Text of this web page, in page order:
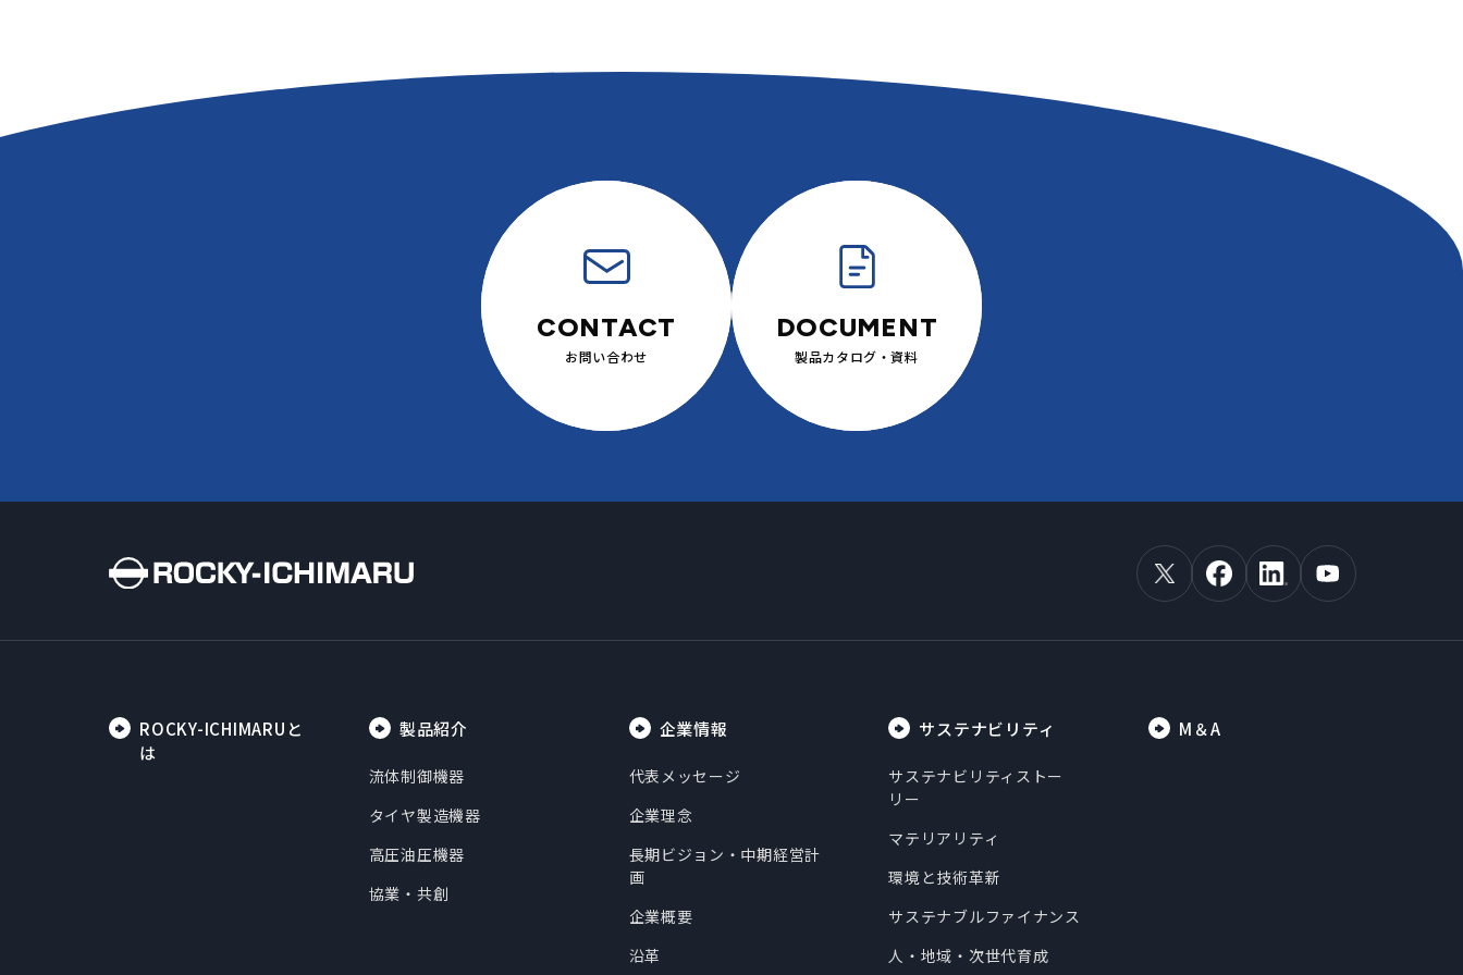
お問い合わせ 製品カタログ・資料
ROCKY-ICHIMARUと
は
製品紹介
流体制御機器
タイヤ製造機器
高圧油圧機器
協業・共創
企業情報
代表メッセージ
企業理念
長期ビジョン・中期経営計
画
企業概要
沿革
サステナビリティ
サステナビリティストー
リー
マテリアリティ
環境と技術革新
サステナブルファイナンス
人・地域・次世代育成
M＆A